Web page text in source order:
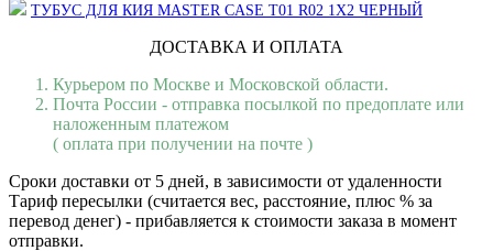
ТУБУС ДЛЯ КИЯ MASTER CASE Т01 R02 1X2 ЧЕРНЫЙ
ДОСТАВКА И ОПЛАТА
Курьером по Москве и Московской области.
Почта России - отправка посылкой по предоплате или
наложенным платежом
( оплата при получении на почте )
Сроки доставки от 5 дней, в зависимости от удаленности
Тариф пересылки (считается вес, расстояние, плюс % за
перевод денег) - прибавляется к стоимости заказа в момент
отправки.